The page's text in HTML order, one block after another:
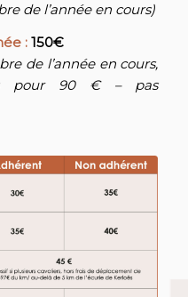
de l’année en cours)
: 150€
de l’année en cours,
pour 90 € – pas